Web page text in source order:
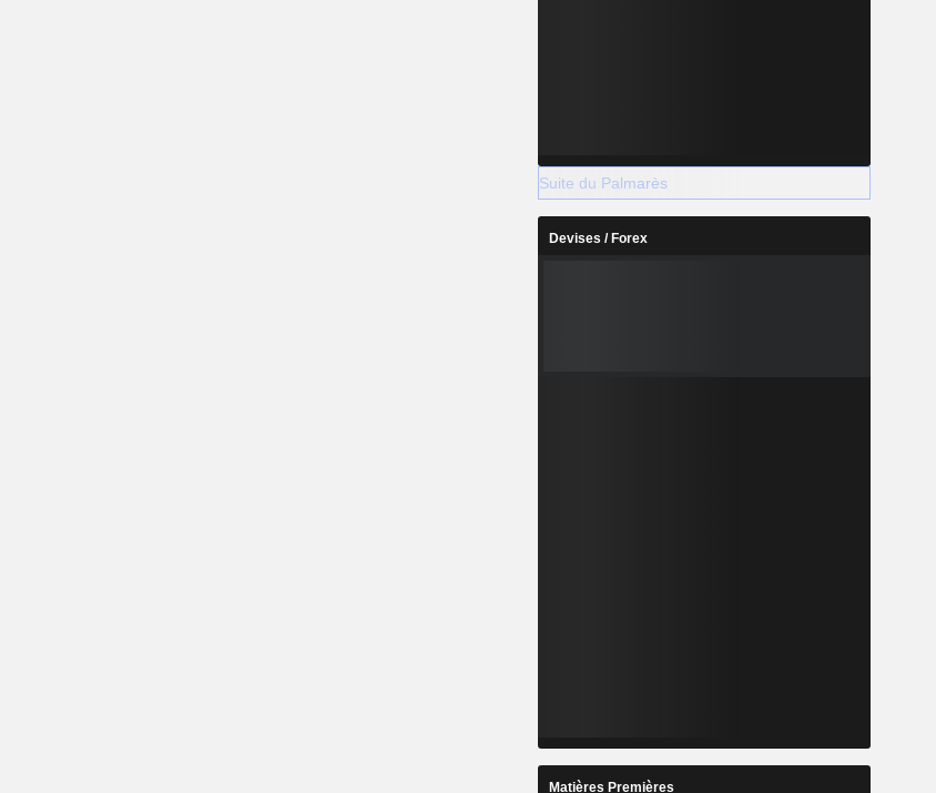
Suite du Palmarès
Devises / Forex
Matières Premières